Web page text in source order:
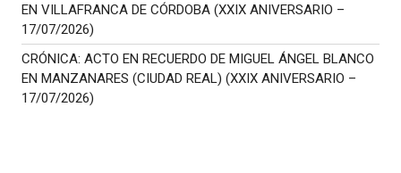
EN VILLAFRANCA DE CÓRDOBA (XXIX ANIVERSARIO –
17/07/2026)
CRÓNICA: ACTO EN RECUERDO DE MIGUEL ÁNGEL BLANCO
EN MANZANARES (CIUDAD REAL) (XXIX ANIVERSARIO –
17/07/2026)